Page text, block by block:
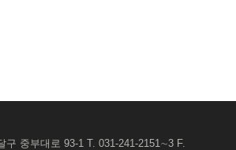
구 중부대로 93-1 T. 031-241-2151∼3 F.